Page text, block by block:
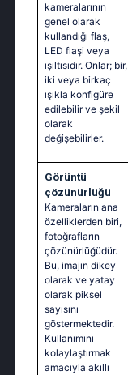
kameralarının
genel olarak
kullandığı flaş,
LED flaşi veya
ışıltısıdır. Onlar; bir,
iki veya birkaç
ışıkla konfigüre
edilebilir ve şekil
olarak
değişebilirler.
Görüntü
çözünürlüğü
Kameraların ana
özelliklerden biri,
fotoğrafların
çözünürlüğüdür.
Bu, imajın dikey
olarak ve yatay
olarak piksel
sayısını
göstermektedir.
Kullanımını
kolaylaştırmak
amacıyla akıllı